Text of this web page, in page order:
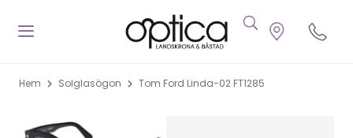
Hem Solglasögon Tom Ford Linda-02 FT1285